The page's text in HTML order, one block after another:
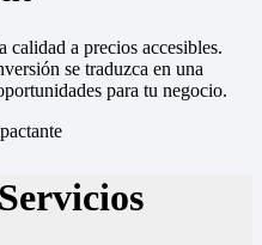
calidad a precios accesibles.
se traduzca en una
para tu negocio.